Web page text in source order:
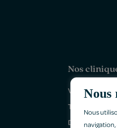
Nous
Nous
Nos
Victoriaville
Trois-Rivières